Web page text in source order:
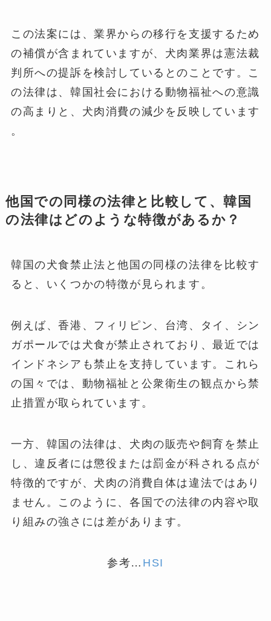
この法案には、業界からの移行を支援するため
の補償が含まれていますが、犬肉業界は憲法裁
判所への提訴を検討しているとのことです。こ
の法律は、韓国社会における動物福祉への意識
の高まりと、犬肉消費の減少を反映しています​
。
他国での同様の法律と比較して、韓国
の法律はどのような特徴があるか？
韓国の犬食禁止法と他国の同様の法律を比較す
ると、いくつかの特徴が見られます。
例えば、香港、フィリピン、台湾、タイ、シン
ガポールでは犬食が禁止されており、最近では
インドネシアも禁止を支持しています。これら
の国々では、動物福祉と公衆衛生の観点から禁
止措置が取られています。
一方、韓国の法律は、犬肉の販売や飼育を禁止
し、違反者には懲役または罰金が科される点が
特徴的ですが、犬肉の消費自体は違法ではあり
ません。このように、各国での法律の内容や取
り組みの強さには差があります。
参考… HSI